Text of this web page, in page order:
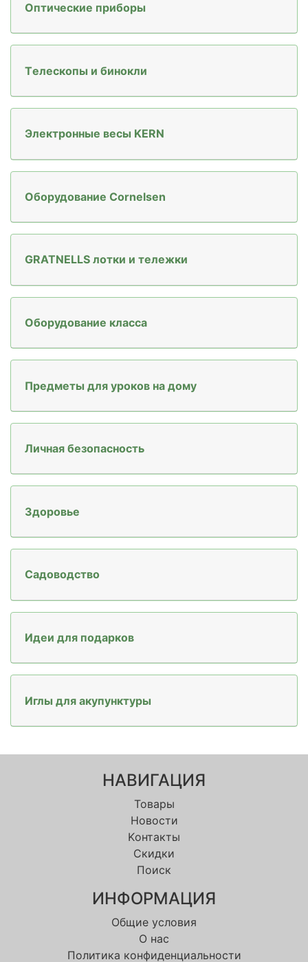
Оптические приборы
Tелескопы и бинокли
Электронные весы KERN
Oборудование Cornelsen
GRATNELLS лотки и тележки
Oборудованиe классa
Предметы для уроков на дому
Личная безопасность
Здоровье
Садоводство
Идеи для подарков
Иглы для акупунктуры
НАВИГАЦИЯ
Товары
Новости
Kонтакты
Скидки
Поиск
ИНФОРМАЦИЯ
Общие условия
О нас
Политика конфиденциальности